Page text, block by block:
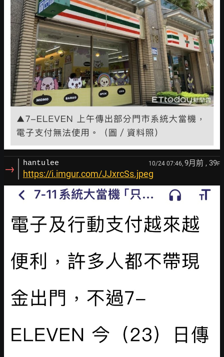
→ hantulee 10/24 07:46, 9月前 , 39F
https://i.imgur.com/JJxrcSs.jpeg